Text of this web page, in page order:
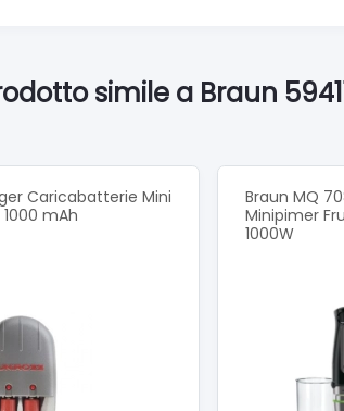
simile a Braun
Caricabatterie Mini
mAh
Braun MQ
Minipimer
1000W